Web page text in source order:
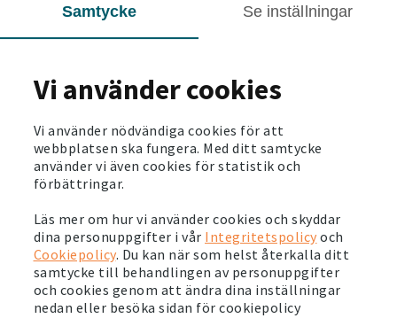
Samtycke Se inställningar
Vi använder cookies
Vi använder nödvändiga cookies för att
webbplatsen ska fungera. Med ditt samtycke
använder vi även cookies för statistik och
förbättringar.
Läs mer om hur vi använder cookies och skyddar
dina personuppgifter i vår Integritetspolicy och
Cookiepolicy. Du kan när som helst återkalla ditt
samtycke till behandlingen av personuppgifter
och cookies genom att ändra dina inställningar
nedan eller besöka sidan för cookiepolicy
Läs mer
Så här ser vi på hållbarhet. Läs vår
hållbarhetsberättelse
Läs mer
2026-05-28
stärkta boendemiljöer
Läs mer
2026-05-26
Det är dags för årets Järvavecka